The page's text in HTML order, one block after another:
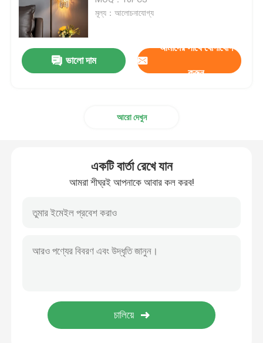
কাস্টম দুল লাইট
বড় ফোয়্যার চ্যান্ডেলিয়ার
লবি চ্যান্ডেলিয়ার
উচ্চ সিলিং চ্যান্ডেলিয়ার
প্রবেশদ্বার চ্যান্ডেলিয়ার
রেস্টুরেন্ট চ্যান্ডেলিয়ার
মূল্য：আলোচনাযোগ্য
ভালো দাম
আমাদের সাথে যোগাযোগ
করুন
আরো দেখুন
একটি বার্তা রেখে যান
আমরা শীঘ্রই আপনাকে আবার কল করব!